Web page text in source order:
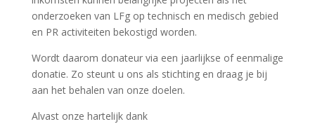
onderzoeken van LFg op technisch en medisch gebied
en PR activiteiten bekostigd worden.
Wordt daarom donateur via een jaarlijkse of eenmalige
donatie. Zo steunt u ons als stichting en draag je bij
aan het behalen van onze doelen.
Alvast onze hartelijk dank